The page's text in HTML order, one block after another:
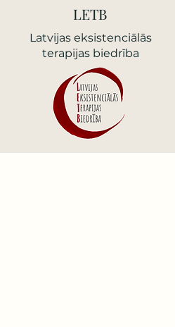
LETB
Latvijas еksistenciālās
terapijas biedrība